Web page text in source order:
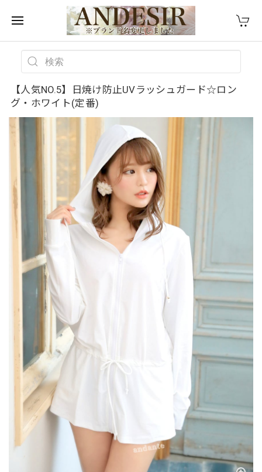
【人気NO.5】日焼け防止UVラッシュガード☆ロン
グ・ホワイト(定番)